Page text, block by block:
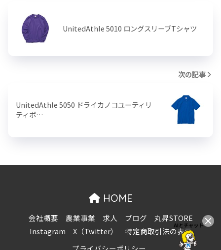
UnitedAthle 5010 ロングスリーブTシャツ
次の記事
UnitedAthle 5050 ドライカノコユーティリ
ティポ…
HOME
会社概要 農業事業 求人 ブログ
丸昇STORE
Instagram
X（Twitter）
特定商取引法の表示